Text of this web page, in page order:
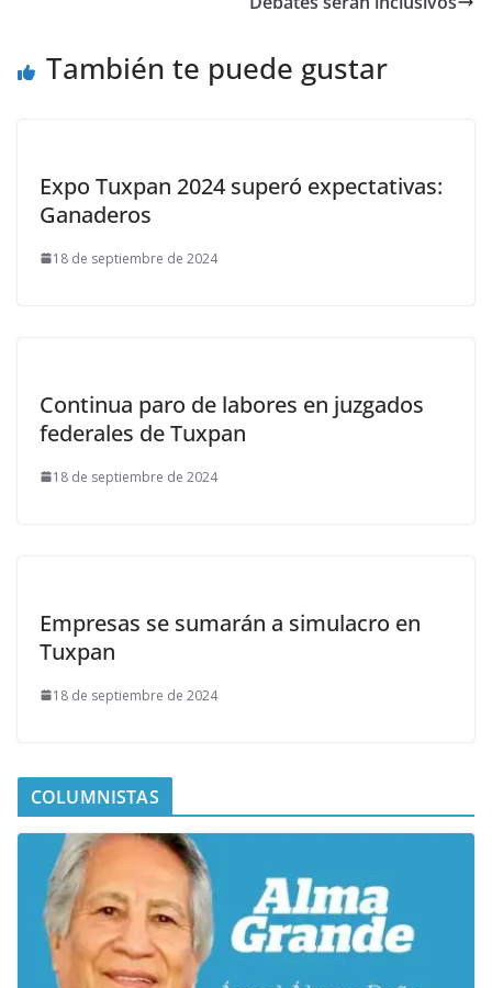
También te puede gustar
Expo Tuxpan 2024 superó expectativas:
Ganaderos
18 de septiembre de 2024
Continua paro de labores en juzgados
federales de Tuxpan
18 de septiembre de 2024
Empresas se sumarán a simulacro en
Tuxpan
18 de septiembre de 2024
COLUMNISTAS